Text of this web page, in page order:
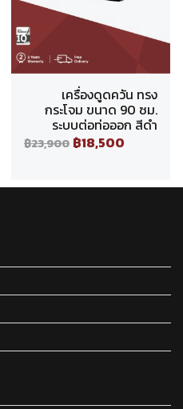
เครื่องดูดควัน ทรง
กระโจม ขนาด 90 ซม.
ระบบต่อท่อออก สีดำ
฿23,900 ฿18,500